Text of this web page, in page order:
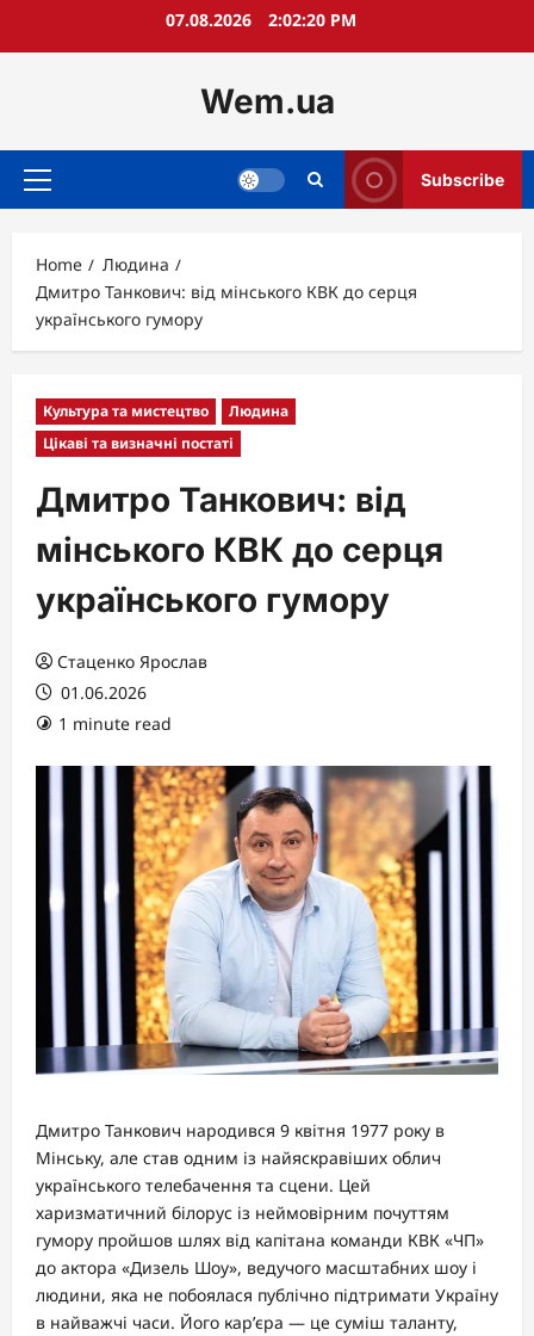
07.08.2026 2:02:22 PM
Wem.ua
Primary
Subscribe
Home
Людина
Дмитро Танкович: від мінського КВК до серця
українського гумору
Культура та мистецтво
Людина
Цікаві та визначні постаті
Дмитро Танкович: від
мінського КВК до серця
українського гумору
Стаценко Ярослав
01.06.2026
1 minute read
Дмитро Танкович народився 9 квітня 1977 року в
Мінську, але став одним із найяскравіших облич
українського телебачення та сцени. Цей
харизматичний білорус із неймовірним почуттям
гумору пройшов шлях від капітана команди КВК «ЧП»
до актора «Дизель Шоу», ведучого масштабних шоу і
людини, яка не побоялася публічно підтримати Україну
в найважчі часи. Його кар’єра — це суміш таланту,